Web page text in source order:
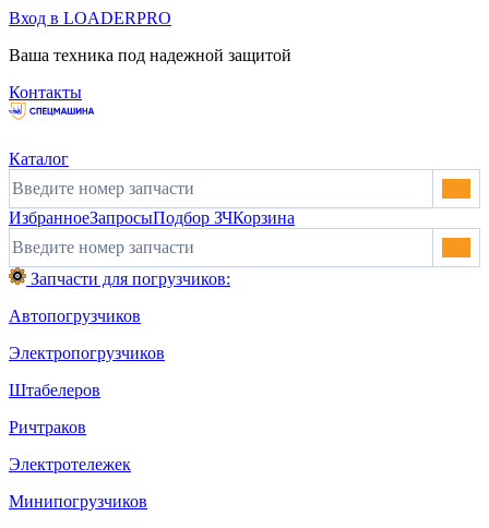
Вход в LOADERPRO
Ваша техника под надежной защитой
Контакты
Каталог
ИзбранноеЗапросыПодбор ЗЧКорзина
Запчасти для погрузчиков:
Автопогрузчиков
Электропогрузчиков
Штабелеров
Ричтраков
Электротележек
Минипогрузчиков